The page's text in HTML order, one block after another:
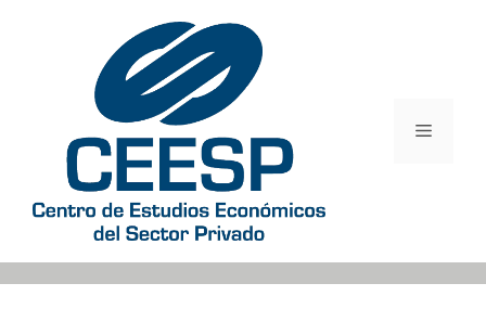
Menú